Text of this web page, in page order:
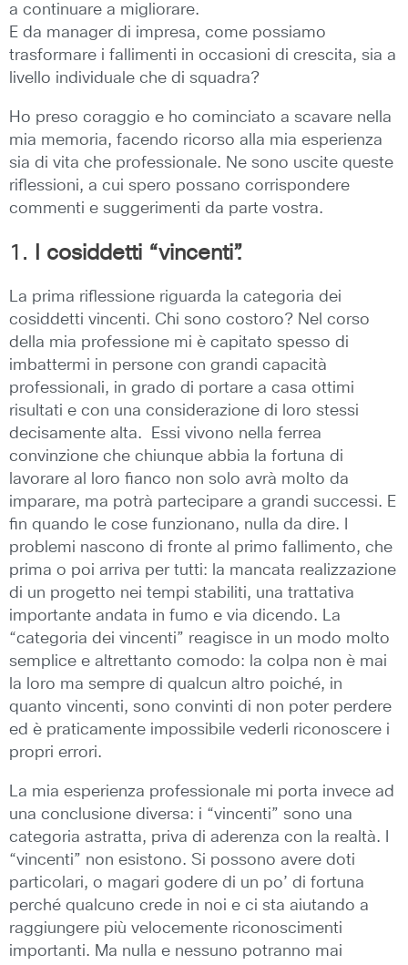
a continuare a migliorare.
E da manager di impresa, come possiamo
trasformare i fallimenti in occasioni di crescita, sia a
livello individuale che di squadra?
Ho preso coraggio e ho cominciato a scavare nella
mia memoria, facendo ricorso alla mia esperienza
sia di vita che professionale. Ne sono uscite queste
riflessioni, a cui spero possano corrispondere
commenti e suggerimenti da parte vostra.
1. I cosiddetti “vincenti”.
La prima riflessione riguarda la categoria dei
cosiddetti vincenti. Chi sono costoro? Nel corso
della mia professione mi è capitato spesso di
imbattermi in persone con grandi capacità
professionali, in grado di portare a casa ottimi
risultati e con una considerazione di loro stessi
decisamente alta. Essi vivono nella ferrea
convinzione che chiunque abbia la fortuna di
lavorare al loro fianco non solo avrà molto da
imparare, ma potrà partecipare a grandi successi. E
fin quando le cose funzionano, nulla da dire. I
problemi nascono di fronte al primo fallimento, che
prima o poi arriva per tutti: la mancata realizzazione
di un progetto nei tempi stabiliti, una trattativa
importante andata in fumo e via dicendo. La
“categoria dei vincenti” reagisce in un modo molto
semplice e altrettanto comodo: la colpa non è mai
la loro ma sempre di qualcun altro poiché, in
quanto vincenti, sono convinti di non poter perdere
ed è praticamente impossibile vederli riconoscere i
propri errori.
La mia esperienza professionale mi porta invece ad
una conclusione diversa: i “vincenti” sono una
categoria astratta, priva di aderenza con la realtà. I
“vincenti” non esistono. Si possono avere doti
particolari, o magari godere di un po’ di fortuna
perché qualcuno crede in noi e ci sta aiutando a
raggiungere più velocemente riconoscimenti
importanti. Ma nulla e nessuno potranno mai